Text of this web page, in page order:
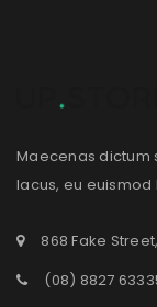
Maecenas dictum
lacus, eu
868 Fake
(08) 8827